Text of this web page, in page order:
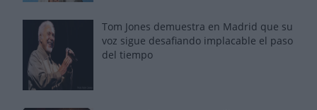
Tom Jones demuestra en Madrid que su
voz sigue desafiando implacable el paso
del tiempo